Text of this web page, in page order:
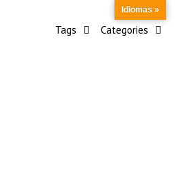
Categories
Tags
Idiomas »